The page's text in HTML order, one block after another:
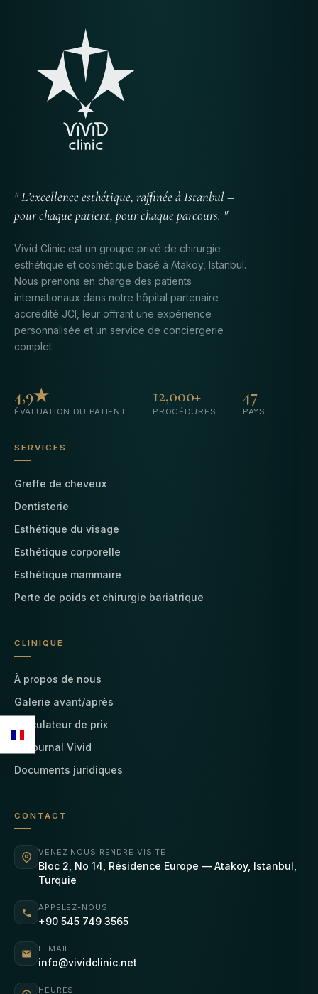
" L’excellence esthétique, raffinée à Istanbul –
pour chaque patient, pour chaque parcours. "
Vivid Clinic est un groupe privé de chirurgie
esthétique et cosmétique basé à Atakoy, Istanbul.
Nous prenons en charge des patients
internationaux dans notre hôpital partenaire
accrédité JCI, leur offrant une expérience
personnalisée et un service de conciergerie
complet.
4,9★
ÉVALUATION DU PATIENT
12,000+
PROCÉDURES
47
PAYS
SERVICES
Greffe de cheveux
Dentisterie
Esthétique du visage
Esthétique corporelle
Esthétique mammaire
Perte de poids et chirurgie bariatrique
CLINIQUE
À propos de nous
Galerie avant/après
Calculateur de prix
Le journal Vivid
Documents juridiques
CONTACT
VENEZ NOUS RENDRE VISITE
Bloc 2, No 14, Résidence Europe — Atakoy, Istanbul,
Turquie
APPELEZ-NOUS
+90 545 749 3565
E-MAIL
info@vividclinic.net
HEURES